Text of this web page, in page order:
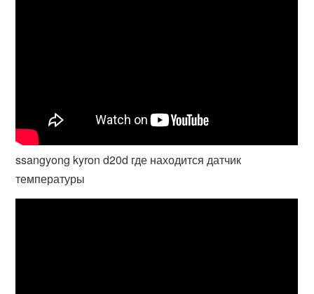
ssangyong kyron d20d где находится датчик
температуры